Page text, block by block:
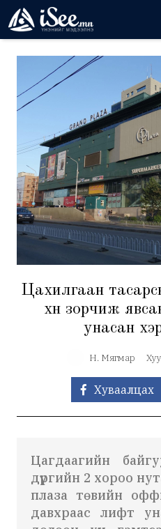
Цахилгаан
хүн зорчиж
унасан
Н. Мягмар
Хуваалцах
Цагдаагийн
дүүргийн 2 хороо
плаза төвийн
давхраас лифт